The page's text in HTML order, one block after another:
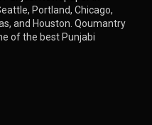
Portland, Chicago,
and Houston. Qoumantry
of the best Punjabi